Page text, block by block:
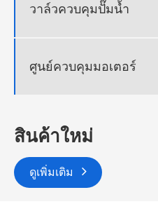
วาล์วควบคุมปั๊มน้ำ
ศูนย์ควบคุมมอเตอร์
สินค้าใหม่
ดูเพิ่มเติม